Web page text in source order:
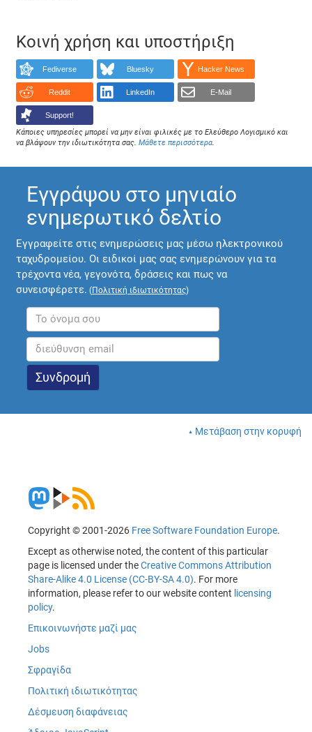
Κοινή χρήση και υποστήριξη
Fediverse Bluesky Hacker News
Reddit LinkedIn E-Mail
Support!
Κάποιες υπηρεσίες μπορεί να μην είναι φιλικές με το Ελεύθερο Λογισμικό και
να βλάψουν την ιδιωτικότητα σας.Μάθετε περισσότερα.
Εγγράψου στο μηνιαίο
ενημερωτικό δελτίο
Εγγραφείτε στις ενημερώσεις μας μέσω ηλεκτρονικού
ταχυδρομείου. Οι ειδικοί μας σας ενημερώνουν για τα
τρέχοντα νέα, γεγονότα, δράσεις και πως να
συνεισφέρετε. (Πολιτική ιδιωτικότητας)
Μετάβαση στην κορυφή
Copyright © 2001-2026 Free Software Foundation Europe.
Except as otherwise noted, the content of this particular
page is licensed under theCreative Commons Attribution
Share-Alike 4.0 License (CC-BY-SA 4.0). For more
information, please refer to our website content licensing
policy.
Επικοινωνήστε μαζί μας
Jobs
Σφραγίδα
Πολιτική ιδιωτικότητας
Δέσμευση διαφάνειας